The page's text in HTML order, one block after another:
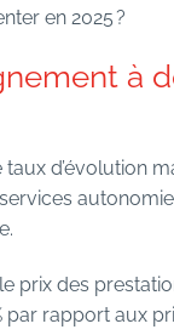
en 2025 ?
à
d’évolution
prix des
par rapport aux